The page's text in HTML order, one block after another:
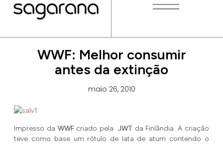
WWF: Melhor consumir
antes da extinção
maio 26, 2010
Impresso da WWFcriado pelaJWT da Finlândia. A criação
teve como base um rótulo de lata de atum contendo o